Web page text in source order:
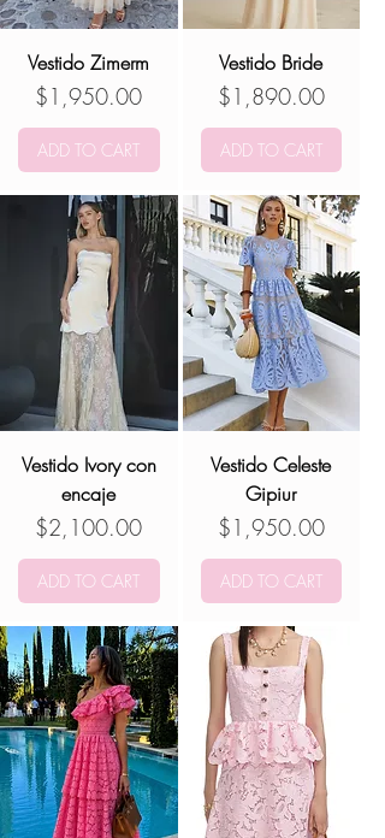
Vestido Zimerm
Precio
$1,950.00
ADD TO CART
Vestido Bride
Precio
$1,890.00
ADD TO CART
Vestido Ivory con
encaje
Precio
$2,100.00
ADD TO CART
Vestido Celeste
Gipiur
Precio
$1,950.00
ADD TO CART